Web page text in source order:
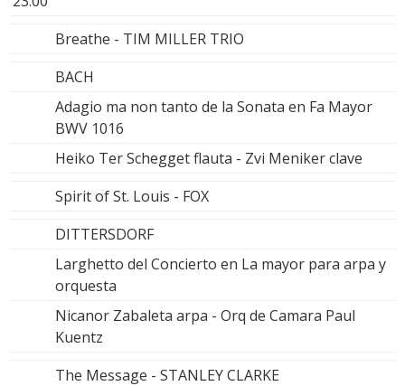
Breathe - TIM MILLER TRIO
BACH
Adagio ma non tanto de la Sonata en Fa Mayor
BWV 1016
Heiko Ter Schegget flauta - Zvi Meniker clave
Spirit of St. Louis - FOX
DITTERSDORF
Larghetto del Concierto en La mayor para arpa y
orquesta
Nicanor Zabaleta arpa - Orq de Camara Paul
Kuentz
The Message - STANLEY CLARKE